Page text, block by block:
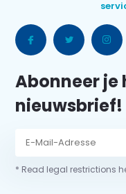
Abonneer je
nieuwsbrief!
* Read legal restrictions